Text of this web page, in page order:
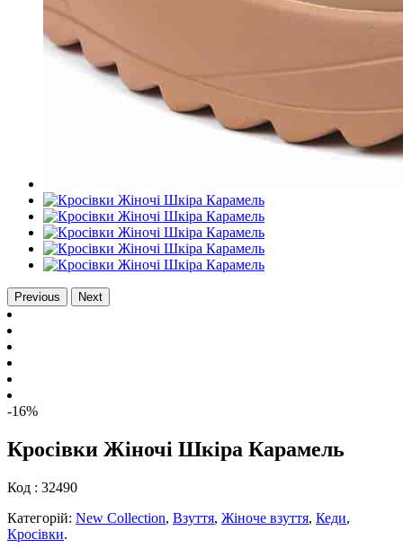
Previous Next
-16%
Кросівки Жіночі Шкіра Карамель
Код : 32490
Категорій: New Collection, Взуття, Жіноче взуття, Кеди,
Кросівки.